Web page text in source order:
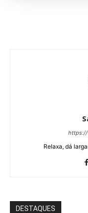
https://
Relaxa, dá
DESTAQUES